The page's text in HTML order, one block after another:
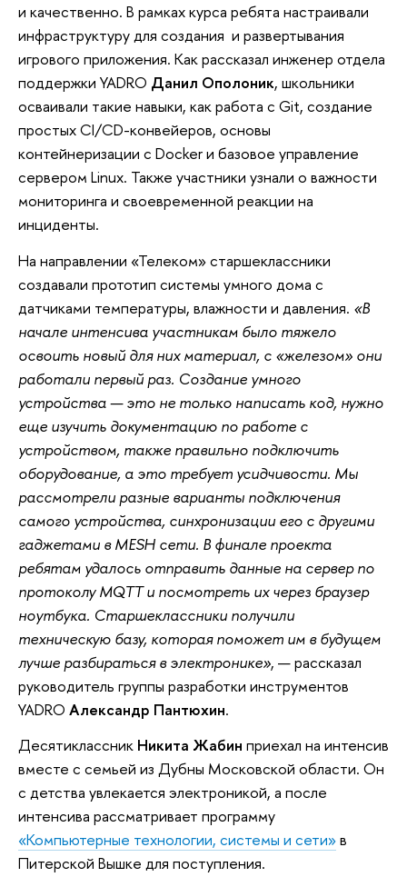
и качественно. В рамках курса ребята настраивали
инфраструктуру для создания и развертывания
игрового приложения. Как рассказал инженер отдела
поддержки YADRO Данил Ополоник, школьники
осваивали такие навыки, как работа с Git, создание
простых CI/CD-конвейеров, основы
контейнеризации с Docker и базовое управление
сервером Linux. Также участники узнали о важности
мониторинга и своевременной реакции на
инциденты.
На направлении «Телеком» старшеклассники
создавали прототип системы умного дома с
датчиками температуры, влажности и давления. «В
начале интенсива участникам было тяжело
освоить новый для них материал, с «железом» они
работали первый раз. Создание умного
устройства — это не только написать код, нужно
еще изучить документацию по работе с
устройством, также правильно подключить
оборудование, а это требует усидчивости. Мы
рассмотрели разные варианты подключения
самого устройства, синхронизации его с другими
гаджетами в MESH сети. В финале проекта
ребятам удалось отправить данные на сервер по
протоколу MQTT и посмотреть их через браузер
ноутбука. Старшеклассники получили
техническую базу, которая поможет им в будущем
лучше разбираться в электронике», — рассказал
руководитель группы разработки инструментов
YADRO Александр Пантюхин.
Десятиклассник Никита Жабин приехал на интенсив
вместе с семьей из Дубны Московской области. Он
с детства увлекается электроникой, а после
интенсива рассматривает программу
«Компьютерные технологии, системы и сети»в
Питерской Вышке для поступления.